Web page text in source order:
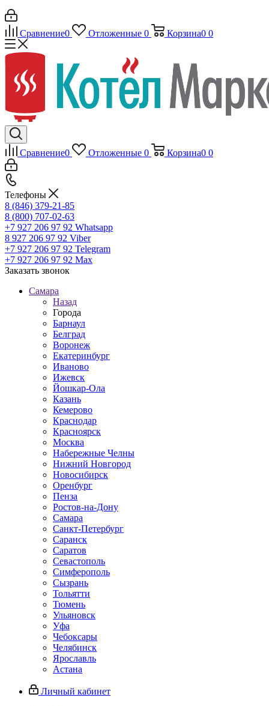
Сравнение0 Отложенные 0 Корзина0 0
Сравнение0 Отложенные 0 Корзина0 0
Телефоны
8 (846) 379-21-85
8 (800) 707-02-63
+7 927 206 97 92 Whatsapp
8 927 206 97 92 Viber
+7 927 206 97 92 Telegram
+7 927 206 97 92 Max
Заказать звонок
Самара
Назад
Города
Барнаул
Белград
Воронеж
Екатеринбург
Иваново
Ижевск
Йошкар-Ола
Казань
Кемерово
Краснодар
Красноярск
Москва
Набережные Челны
Нижний Новгород
Новосибирск
Оренбург
Пенза
Ростов-на-Дону
Самара
Санкт-Петербург
Саранск
Саратов
Севастополь
Симферополь
Сызрань
Тольятти
Тюмень
Ульяновск
Уфа
Чебоксары
Челябинск
Ярославль
Астана
Личный кабинет